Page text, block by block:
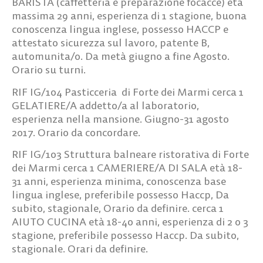
massima 29 anni, esperienza di 1 stagione, buona
conoscenza lingua inglese, possesso HACCP e
attestato sicurezza sul lavoro, patente B,
automunita/o. Da metà giugno a fine Agosto.
Orario su turni.
RIF IG/104 Pasticceria di Forte dei Marmi cerca1
GELATIERE/A addetto/a al laboratorio,
esperienza nella mansione. Giugno-31 agosto
2017. Orario da concordare.
RIF IG/103 Struttura balneare ristorativa di Forte
dei Marmi cerca1 CAMERIERE/A DI SALA età 18-
31 anni, esperienza minima, conoscenza base
lingua inglese, preferibile possesso Haccp, Da
subito, stagionale, Orario da definire. cerca1
AIUTO CUCINA età 18-40 anni, esperienza di 2 o 3
stagione, preferibile possesso Haccp. Da subito,
stagionale. Orari da definire.